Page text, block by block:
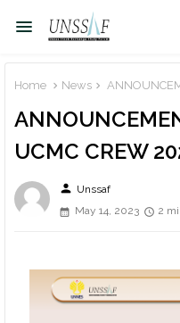
Home News
UCMC CREW
person Unssaf
May 14, 2023
2